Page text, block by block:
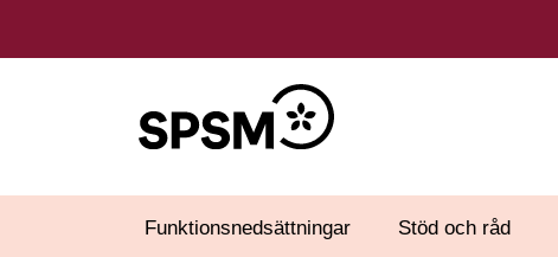
Funktionsnedsättningar Stöd och råd